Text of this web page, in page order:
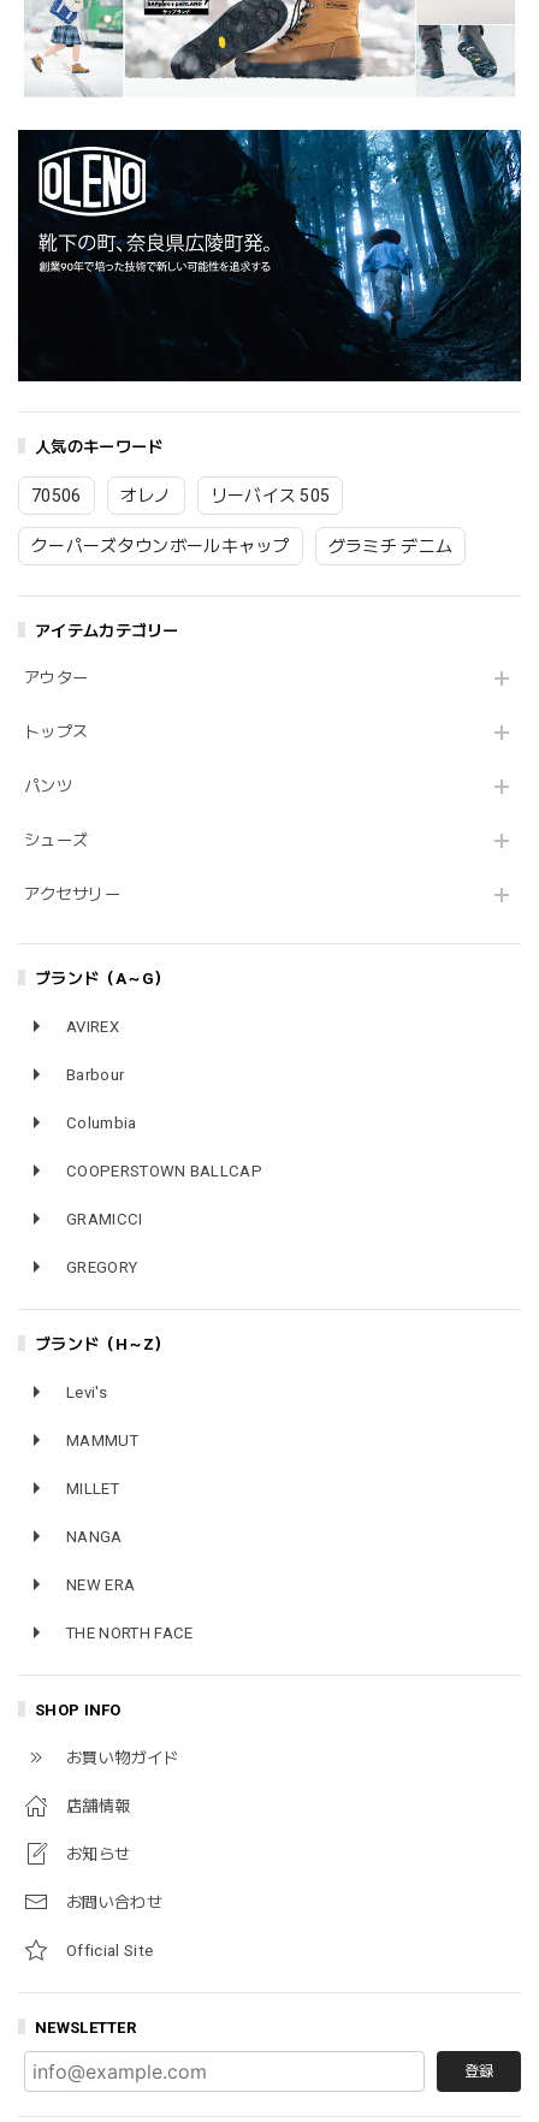
人気のキーワード
70506 オレノ リーバイス 505
クーパーズタウンボールキャップ グラミチ デニム
アイテムカテゴリー
アウター
トップス
パンツ
シューズ
アクセサリー
ブランド（A～G）
AVIREX
Barbour
Columbia
COOPERSTOWN BALLCAP
GRAMICCI
GREGORY
ブランド（H～Z）
Levi's
MAMMUT
MILLET
NANGA
NEW ERA
THE NORTH FACE
SHOP INFO
お買い物ガイド
店舗情報
お知らせ
お問い合わせ
Official Site
NEWSLETTER
登録